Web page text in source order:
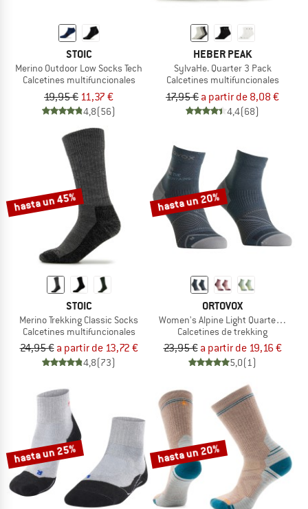
STOIC
Merino Outdoor Low Socks Tech
Calcetines multifuncionales
19,95 € 11,37 €
4,8(56)
HEBER PEAK
SylvaHe. Quarter 3 Pack
Calcetines multifuncionales
17,95 € a partir de 8,08 €
4,4(68)
hasta un 45%
STOIC
Merino Trekking Classic Socks
Calcetines multifuncionales
24,95 € a partir de 13,72 €
4,8(73)
hasta un 20%
ORTOVOX
Women's Alpine Light Quarter Socks
Calcetines de trekking
23,95 € a partir de 19,16 €
5,0(1)
hasta un 25% hasta un 20%